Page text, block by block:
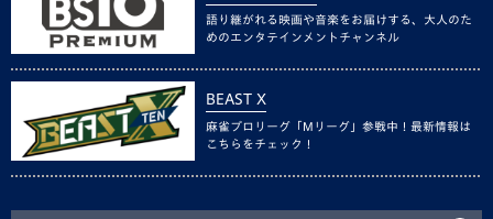
語り継がれる映画や音楽をお届けする、大人のた
めのエンタテインメントチャンネル
BEAST X
麻雀プロリーグ「Mリーグ」参戦中！最新情報は
こちらをチェック！